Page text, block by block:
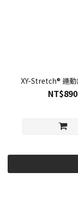
XY-Stretch® 運
NT$890